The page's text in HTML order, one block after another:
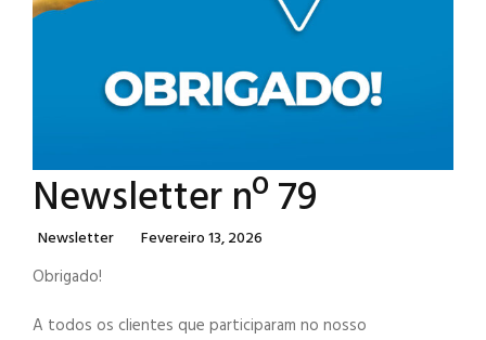
Newsletter nº 79
Categories
Newsletter Posted
On
Fevereiro 13, 2026
Obrigado!
A todos os clientes que participaram no nosso